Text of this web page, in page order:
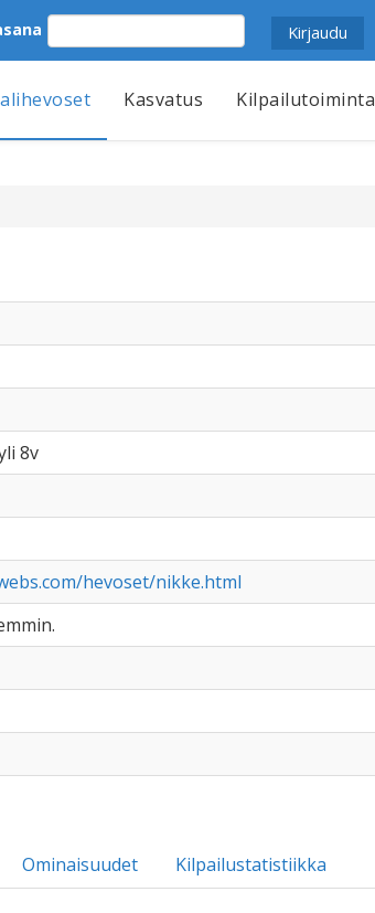
Kasvatus Kilpailutoiminta
8v
hevoset/nikke.html
Ominaisuudet Kilpailustatistiikka